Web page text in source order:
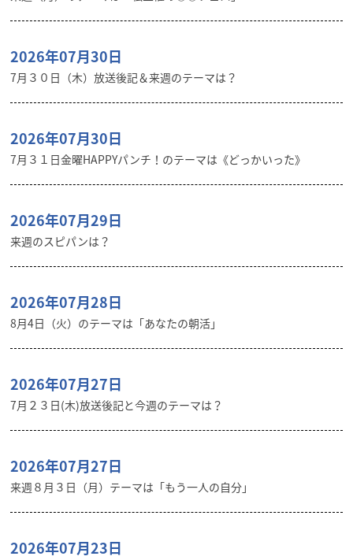
2026年07月30日
7月３０日（木）放送後記＆来週のテーマは？
2026年07月30日
7月３１日金曜HAPPYパンチ！のテーマは《どっかいった》
2026年07月29日
来週のスピパンは？
2026年07月28日
8月4日（火）のテーマは「あなたの朝活」
2026年07月27日
7月２３日(木)放送後記と今週のテーマは？
2026年07月27日
来週８月３日（月）テーマは「もう一人の自分」
2026年07月23日